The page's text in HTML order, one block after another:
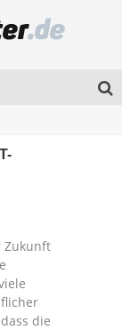
Zukunft
die